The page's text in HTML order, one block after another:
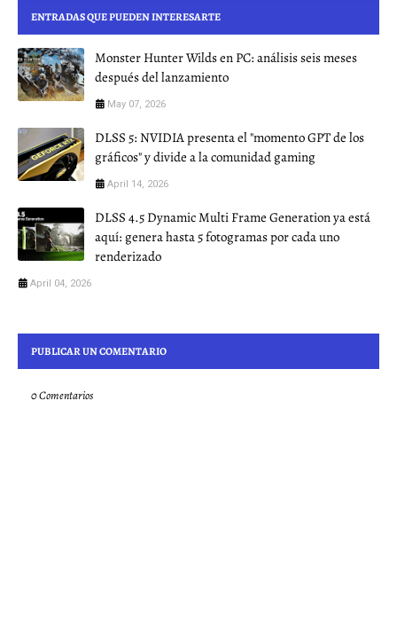
ENTRADAS QUE PUEDEN INTERESARTE
Monster Hunter Wilds en PC: análisis seis meses
después del lanzamiento
May 07, 2026
DLSS 5: NVIDIA presenta el "momento GPT de los
gráficos" y divide a la comunidad gaming
April 14, 2026
DLSS 4.5 Dynamic Multi Frame Generation ya está
aquí: genera hasta 5 fotogramas por cada uno
renderizado
April 04, 2026
PUBLICAR UN COMENTARIO
0 Comentarios